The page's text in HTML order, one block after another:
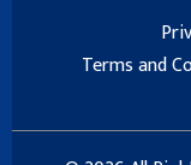
Terms and